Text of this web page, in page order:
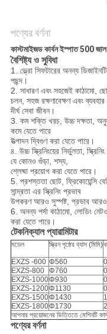
পণ্যের বর্ণনা
কাস্টমাইজড কার্বন ইস্পাত 500 জাল
বৈশিষ্ট্য ও সুবিধা
1. ভ্ল্রো সিফটারের অনন্য
পছন্দ।
2. সাধারণ এবং সহজেই কাঠামো,
চলন, সহজ রক্ষণাবেক্ষণ এবং ব্যবহার
দীর্ঘ সেবা জীবন।
3. কম শক্তি খরচ, উচ্চ দক্ষতা,
কমে যেতে পারে
উত্পাদন দ্বিগুণ করা যেতে পারে।
৪. উচ্চ স্ক্রিনিংয়ের নির্ভুলতা,
যে কোনও গুঁড়া, শস্য,
শ্লেষ্মা প্রয়োগ করা যেতে পারে।
5. প্রশস্ততা ছোট, ফ্রিকোয়েন্সি
সান্দ্রতা এর স্ক্রিনিং প্রভাব
উপকরণ আরও সুস্পষ্ট, প্রভাব
6. অনন্য পর্দা কাঠামো, লোডিং
করা যেতে পারে।
টেকনিক্যাল প্যারামিটার
মডেল স্ক্রিন পৃষ্ঠের ব্যাস (মিমি)
EXZS -600 Φ560
EXZS-800 Φ760
EXZS-1000Φ930
EXZS-1200Φ1130
EXZS-1500Φ1430
EXZS-1800Φ1730
আপনার প্রয়োজনের ভিত্তিতে মেশিনটি
পণ্যের বর্ণনা